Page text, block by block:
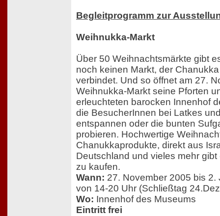
Begleitprogramm zur
Weihnukka-Markt
Über 50 Weihnachtsmärkte gibt
noch keinen Markt, der
verbindet. Und so öffnet am 27.
Weihnukka-Markt seine Pforten
erleuchteten barocken Innenhof
die BesucherInnen bei Latkes
entspannen oder die bunten
probieren. Hochwertige
Chanukkaprodukte, direkt aus
Deutschland und vieles mehr
zu kaufen.
Wann: 27. November 2005 bis
von 14-20 Uhr (Schließtag
Wo: Innenhof des Museums
Eintritt frei